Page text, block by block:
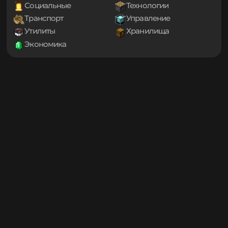
1.20
1.19.4
1.19.3
1.19.2
1.19.1
Декорации Еда
Игровые механики Магия